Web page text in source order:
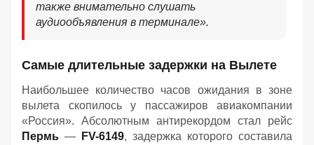
также внимательно слушать
аудиообъявления в терминале».
Самые длительные задержки на Вылете
Наибольшее количество часов ожидания в зоне
вылета скопилось у пассажиров авиакомпании
«Россия». Абсолютным антирекордом стал рейс
Пермь — FV-6149, задержка которого составила